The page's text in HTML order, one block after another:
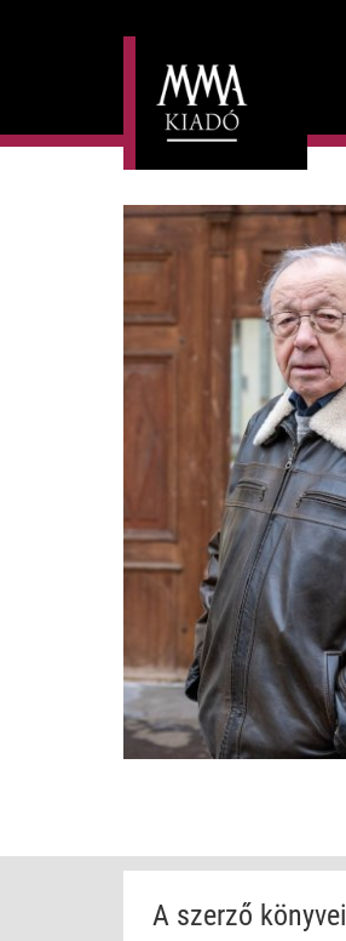
A szerző könyvei